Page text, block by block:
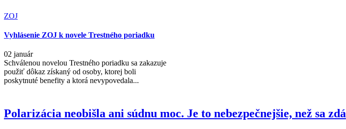
ZOJ
Vyhlásenie ZOJ k novele Trestného poriadku
02 január
Schválenou novelou Trestného poriadku sa zakazuje
použiť dôkaz získaný od osoby, ktorej boli
poskytnuté benefity a ktorá nevypovedala...
Polarizácia neobišla ani súdnu moc. Je to nebezpečnejšie, než sa zdá